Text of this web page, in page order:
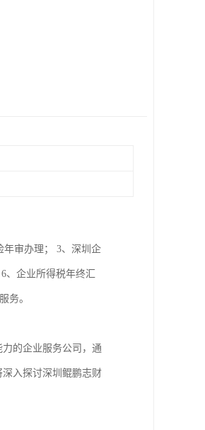
年审办理； 3、深圳企
企业所得税年终汇
务。
的企业服务公司，通
入探讨深圳鲲鹏志财